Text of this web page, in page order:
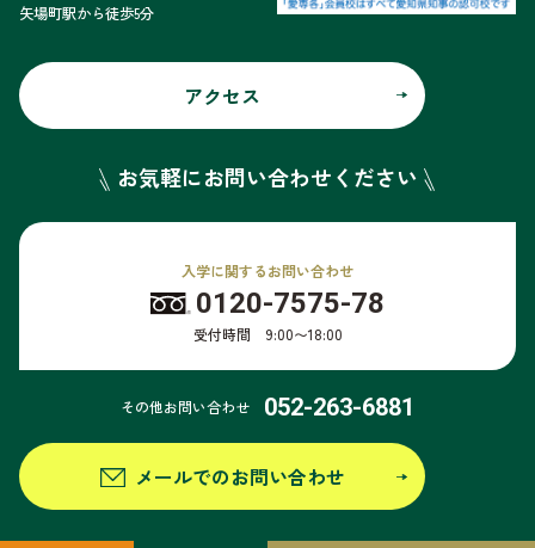
矢場町駅から徒歩5分
アクセス
お気軽にお問い合わせください
入学に関するお問い合わせ
0120-7575-78
受付時間 9:00〜18:00
その他お問い合わせ 052-263-6881
メールでのお問い合わせ